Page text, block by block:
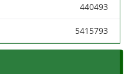
440493
5415793